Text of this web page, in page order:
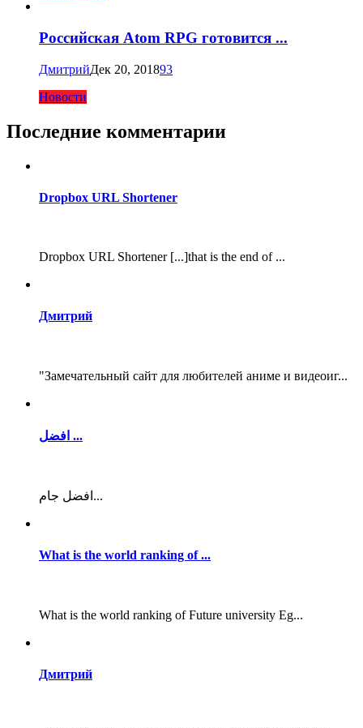
Российская Atom RPG готовится ...
ДмитрийДек 20, 201893
Новости
Последние комментарии
Dropbox URL Shortener
Dropbox URL Shortener [...]that is the end of ...
Дмитрий
"Замечательный сайт для любителей аниме и видеоиг...
افضل ...
افضل جام...
What is the world ranking of ...
What is the world ranking of Future university Eg...
Дмитрий